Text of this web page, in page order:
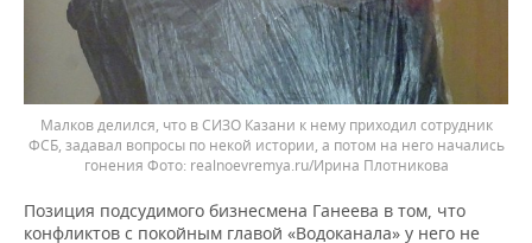
Малков делился, что в СИЗО Казани к нему приходил сотрудник
ФСБ, задавал вопросы по некой истории, а потом на него начались
гонения
realnoevremya.ru/Ирина Плотникова
Позиция подсудимого бизнесмена Ганеева в том, что
конфликтов с покойным главой «Водоканала» у него не